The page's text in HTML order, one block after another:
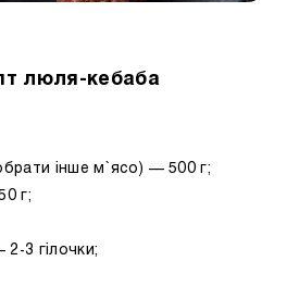
люля-кебаба
інше м`ясо) — 500 г;
г;
2-3 гілочки;